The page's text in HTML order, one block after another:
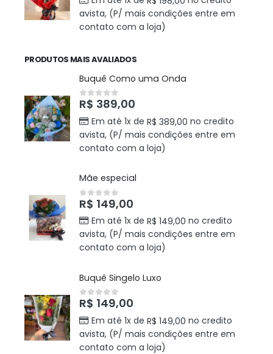
avista, (P/ mais condições entre em
contato com a loja)
PRODUTOS MAIS AVALIADOS
Buquê Como uma Onda
0out of 5
R$ 389,00
Em até 1x de R$ 389,00 no credito
avista, (P/ mais condições entre em
contato com a loja)
Mãe especial
0out of 5
R$ 149,00
Em até 1x de R$ 149,00 no credito
avista, (P/ mais condições entre em
contato com a loja)
Buquê Singelo Luxo
0out of 5
R$ 149,00
Em até 1x de R$ 149,00 no credito
avista, (P/ mais condições entre em
contato com a loja)